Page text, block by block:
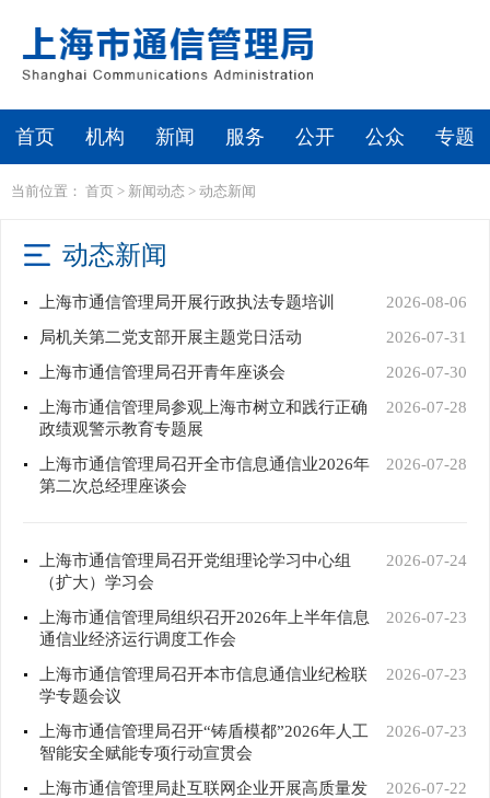
首页 机构 新闻 服务 公开 公众 专题
当前位置： 首页 > 新闻动态 > 动态新闻
动态新闻
2026-08-06
上海市通信管理局开展行政执法专题培训
2026-07-31
局机关第二党支部开展主题党日活动
2026-07-30
上海市通信管理局召开青年座谈会
2026-07-28
上海市通信管理局参观上海市树立和践行正确
政绩观警示教育专题展
2026-07-28
上海市通信管理局召开全市信息通信业2026年
第二次总经理座谈会
2026-07-24
上海市通信管理局召开党组理论学习中心组
（扩大）学习会
2026-07-23
上海市通信管理局组织召开2026年上半年信息
通信业经济运行调度工作会
2026-07-23
上海市通信管理局召开本市信息通信业纪检联
学专题会议
2026-07-23
上海市通信管理局召开“铸盾模都”2026年人工
智能安全赋能专项行动宣贯会
2026-07-22
上海市通信管理局赴互联网企业开展高质量发